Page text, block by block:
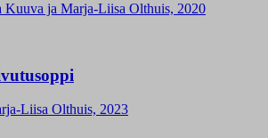
Kuuva ja Marja-Liisa Olthuis, 2020
Liisa Olthuis, 2023